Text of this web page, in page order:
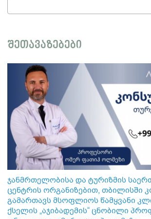
შეთავაზებები
ჯანმრთელობისა და ტურიზმის
ცენტრის ორგანიზებით, თბილისში
გამართავს მსოფლიოს წამყვანი
ქსელის „აჯიბადემის“ ცნობილი